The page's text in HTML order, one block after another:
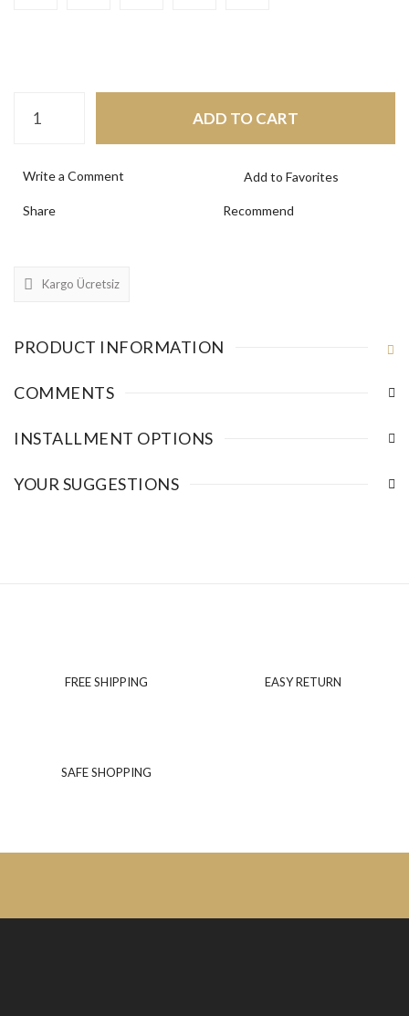
ADD TO CART
Write a Comment
Share Recommend
Kargo Ücretsiz
PRODUCT INFORMATION
COMMENTS
INSTALLMENT OPTIONS
YOUR SUGGESTIONS
FREE SHIPPING EASY RETURN
SAFE SHOPPING